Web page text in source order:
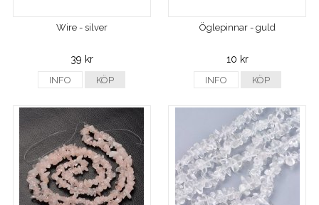
Wire - silver
39 kr
INFO KÖP
Öglepinnar - guld
10 kr
INFO KÖP